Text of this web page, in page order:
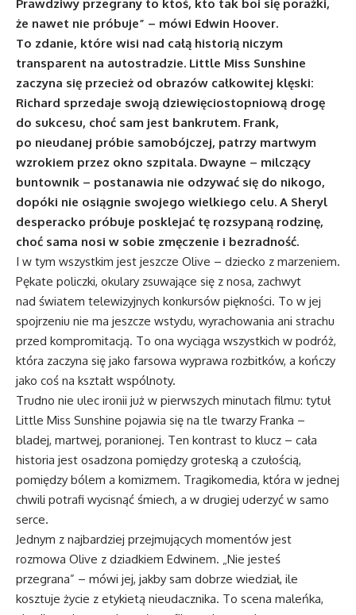
Prawdziwy przegrany to ktoś, kto tak boi się porażki,
że nawet nie próbuje” – mówi Edwin Hoover.
To zdanie, które wisi nad całą historią niczym
transparent na autostradzie. Little Miss Sunshine
zaczyna się przecież od obrazów całkowitej klęski:
Richard sprzedaje swoją dziewięciostopniową drogę
do sukcesu, choć sam jest bankrutem. Frank,
po nieudanej próbie samobójczej, patrzy martwym
wzrokiem przez okno szpitala. Dwayne – milczący
buntownik – postanawia nie odzywać się do nikogo,
dopóki nie osiągnie swojego wielkiego celu. A Sheryl
desperacko próbuje posklejać tę rozsypaną rodzinę,
choć sama nosi w sobie zmęczenie i bezradność.
I w tym wszystkim jest jeszcze Olive – dziecko z marzeniem.
Pękate policzki, okulary zsuwające się z nosa, zachwyt
nad światem telewizyjnych konkursów piękności. To w jej
spojrzeniu nie ma jeszcze wstydu, wyrachowania ani strachu
przed kompromitacją. To ona wyciąga wszystkich w podróż,
która zaczyna się jako farsowa wyprawa rozbitków, a kończy
jako coś na kształt wspólnoty.
Trudno nie ulec ironii już w pierwszych minutach filmu: tytuł
Little Miss Sunshine pojawia się na tle twarzy Franka –
bladej, martwej, poranionej. Ten kontrast to klucz – cała
historia jest osadzona pomiędzy groteską a czułością,
pomiędzy bólem a komizmem. Tragikomedia, która w jednej
chwili potrafi wycisnąć śmiech, a w drugiej uderzyć w samo
serce.
Jednym z najbardziej przejmujących momentów jest
rozmowa Olive z dziadkiem Edwinem. „Nie jesteś
przegrana” – mówi jej, jakby sam dobrze wiedział, ile
kosztuje życie z etykietą nieudacznika. To scena maleńka,